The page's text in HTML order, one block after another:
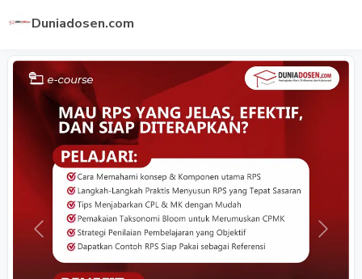
Duniadosen.com
Previous Next